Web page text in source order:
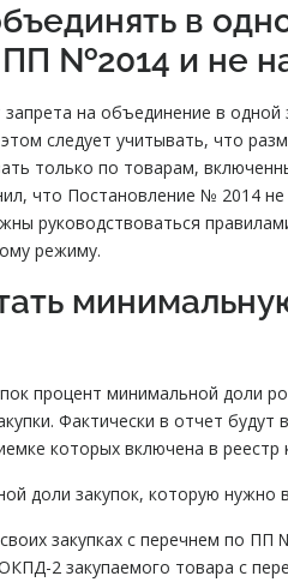
в
ПП №2014 и не
на объединение в
следует учитывать, что
только по товарам,
что Постановление № 2014
руководствоваться
режиму.
процент минимальной доли
Фактически в отчет
которых включена в реестр
доли закупок, которую
закупках с перечнем по
2 закупаемого товара с